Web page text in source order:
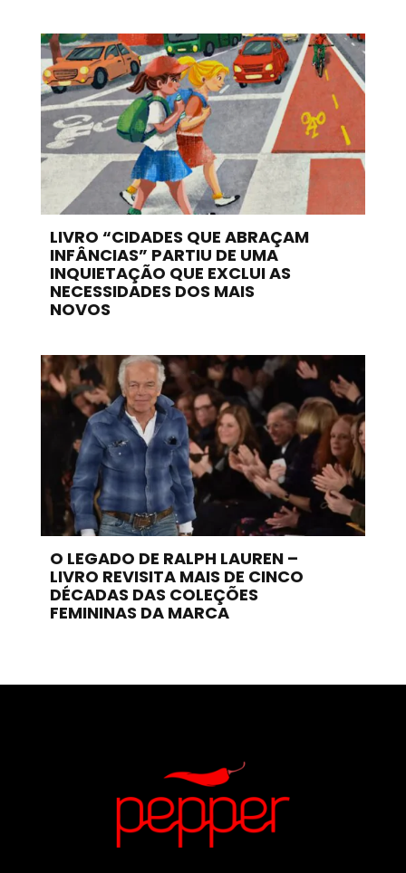
LIVRO “CIDADES QUE ABRAÇAM
INFÂNCIAS” PARTIU DE UMA
INQUIETAÇÃO QUE EXCLUI AS
NECESSIDADES DOS MAIS
NOVOS
O LEGADO DE RALPH LAUREN –
LIVRO REVISITA MAIS DE CINCO
DÉCADAS DAS COLEÇÕES
FEMININAS DA MARCA